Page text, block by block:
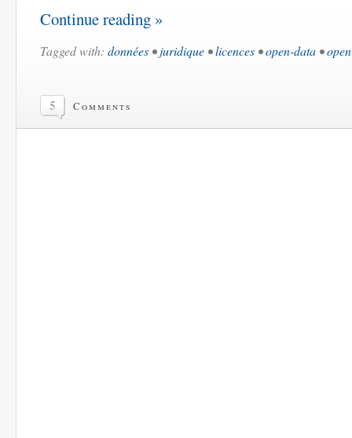
Continue reading »
Tagged with: données •juridique •licences •open-data •
5 Comments